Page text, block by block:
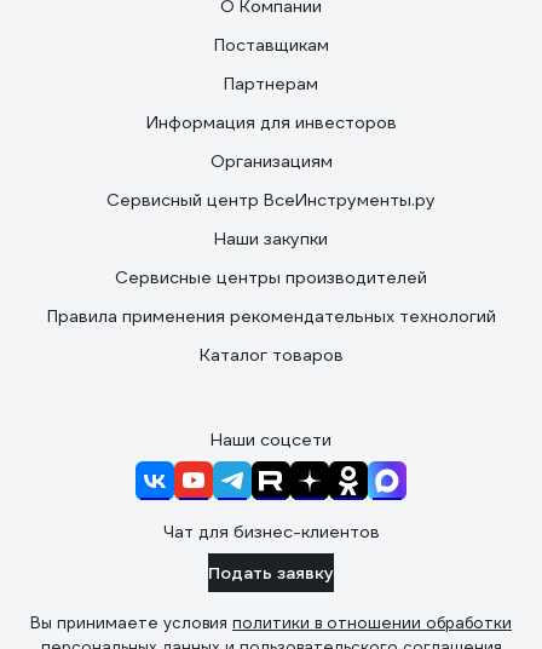
О Компании
Поставщикам
Партнерам
Информация для инвесторов
Организациям
Сервисный центр ВсеИнструменты.ру
Наши закупки
Сервисные центры производителей
Правила применения рекомендательных технологий
Каталог товаров
Наши соцсети
Чат для бизнес-клиентов
Подать заявку
Вы принимаете условия политики в отношении обработки